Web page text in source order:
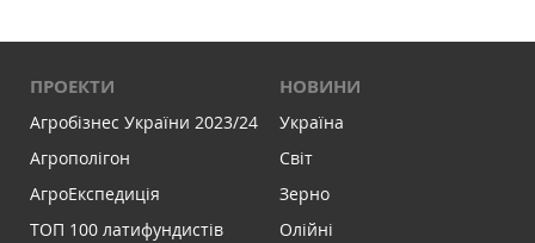
ПРОЕКТИ
Агробізнес України 2023/24
Агрополігон
АгроЕкспедиція
ТОП 100 латифундистів
НОВИНИ
Україна
Світ
Зерно
Олійні